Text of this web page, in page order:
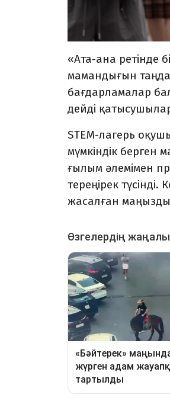
«Ата-ана ретінде
мамандығын
бағдарламалар
дейді
STEM-лагерь
мүмкіндік
ғылым әлемімен
тереңірек
жасалған